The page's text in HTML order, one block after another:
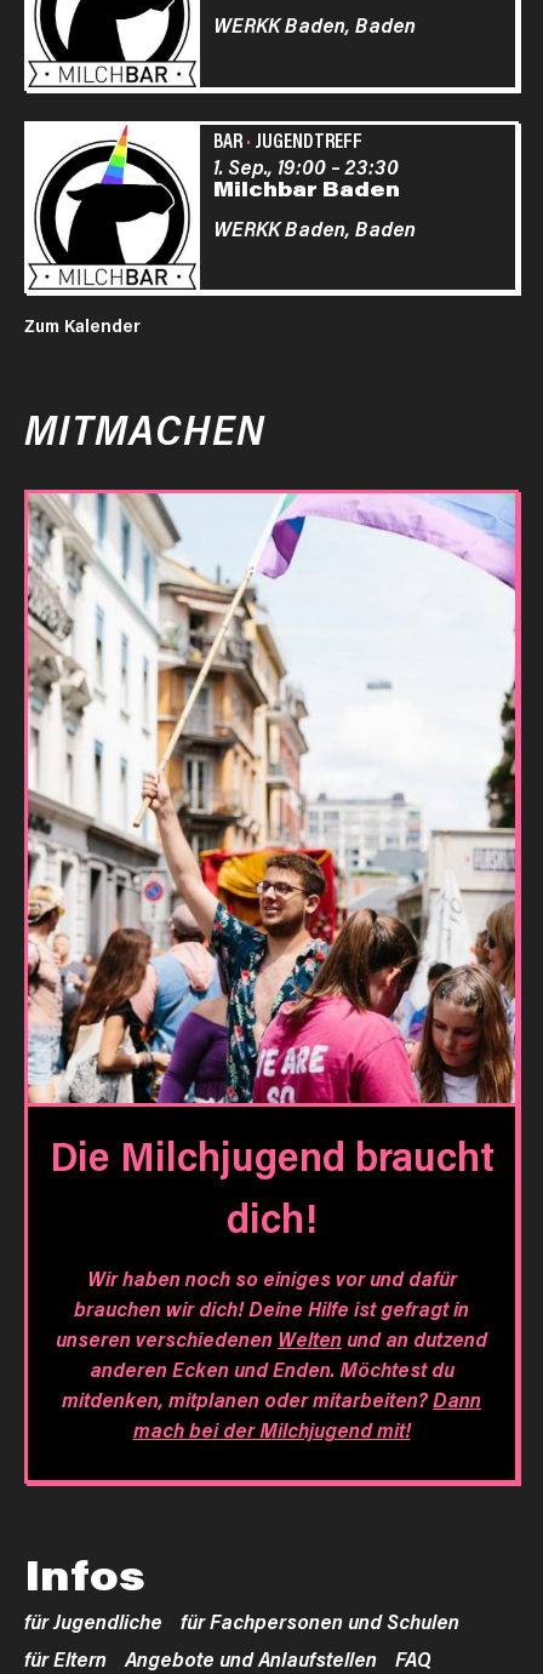
WERKK Baden, Baden
BAR· JUGENDTREFF
Milchbar Baden
1. Sep., 19:00–23:30
WERKK Baden, Baden
Zum Kalender
MITMACHEN
Die Milchjugend braucht
dich!
Wir haben noch so einiges vor und dafür
brauchen wir dich! Deine Hilfe ist gefragt in
unseren verschiedenen Weltenund an dutzend
anderen Ecken und Enden. Möchtest du
mitdenken, mitplanen oder mitarbeiten?Dann
mach bei der Milchjugend mit!
Infos
für Jugendliche
für Fachpersonen und Schulen
für Eltern
Angebote und Anlaufstellen
FAQ